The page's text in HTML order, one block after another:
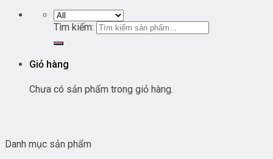
Tìm kiếm:
Giỏ hàng
Chưa có sản phẩm trong giỏ hàng.
Danh mục sản phẩm